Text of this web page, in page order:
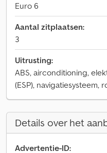
Euro 6
Aantal zitplaatsen:
3
Uitrusting:
ABS, airconditioning,
(ESP), navigatiesysteem,
Details over het
Advertentie-ID: